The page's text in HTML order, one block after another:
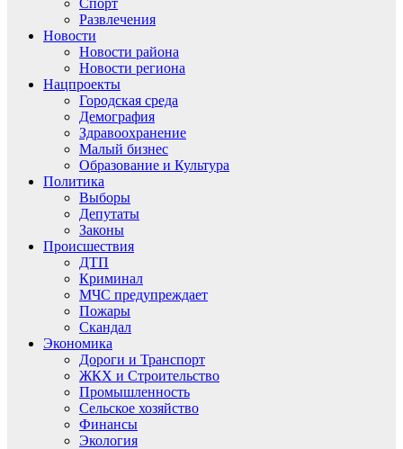
Спорт
Развлечения
Новости
Новости района
Новости региона
Нацпроекты
Городская среда
Демография
Здравоохранение
Малый бизнес
Образование и Культура
Политика
Выборы
Депутаты
Законы
Происшествия
ДТП
Криминал
МЧС предупреждает
Пожары
Скандал
Экономика
Дороги и Транспорт
ЖКХ и Строительство
Промышленность
Сельское хозяйство
Финансы
Экология